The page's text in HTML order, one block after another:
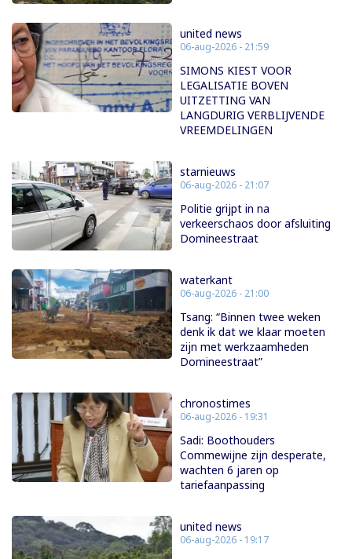
united news
06-aug-2026 - 21:59
SIMONS KIEST VOOR
LEGALISATIE BOVEN
UITZETTING VAN
LANGDURIG VERBLIJVENDE
VREEMDELINGEN
starnieuws
06-aug-2026 - 21:07
Politie grijpt in na
verkeerschaos door afsluiting
Domineestraat
waterkant
06-aug-2026 - 21:00
Tsang: “Binnen twee weken
denk ik dat we klaar moeten
zijn met werkzaamheden
Domineestraat”
chronostimes
06-aug-2026 - 19:31
Sadi: Boothouders
Commewijne zijn desperate,
wachten 6 jaren op
tariefaanpassing
united news
06-aug-2026 - 19:17